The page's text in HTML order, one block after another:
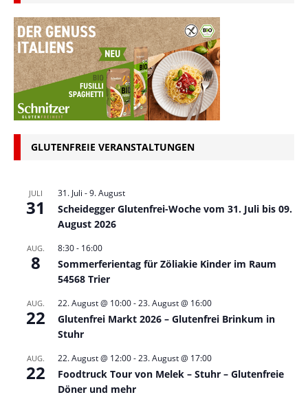
GLUTENFREIE VERANSTALTUNGEN
JULI
31
31. Juli -9. August
Scheidegger Glutenfrei-Woche vom 31. Juli bis 09.
August 2026
AUG.
8
8:30- 16:00
Sommerferientag für Zöliakie Kinder im Raum
54568 Trier
AUG.
22
22. August @ 10:00-23. August @ 16:00
Glutenfrei Markt 2026 – Glutenfrei Brinkum in
Stuhr
AUG.
22
22. August @ 12:00-23. August @ 17:00
Foodtruck Tour von Melek – Stuhr – Glutenfreie
Döner und mehr